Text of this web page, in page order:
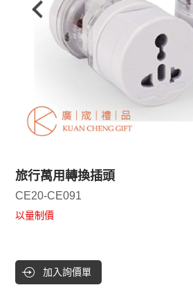
旅行萬用轉換插頭
CE20-CE091
以量制價
加入詢價單